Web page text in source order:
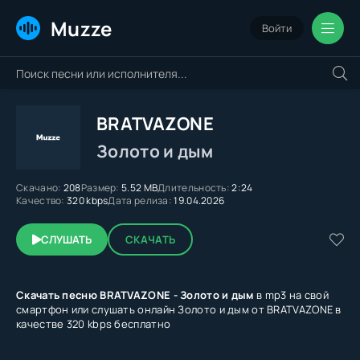
Muzze Войти
BRATVAZONE
Золото и дым
Скачано: 208Размер: 5.52 MBДлительность:2:24
Качество: 320 kbpsДата релиза:19.04.2026
СЛУШАТЬ СКАЧАТЬ
Скачать песню BRATVAZONE - Золото и дым в mp3 на свой
смартфон или слушать онлайн Золото и дым от BRATVAZONE в
качестве 320 kbps бесплатно